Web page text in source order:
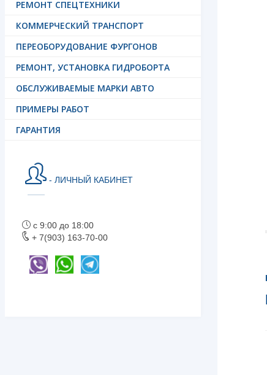
РЕМОНТ СПЕЦТЕХНИКИ
КОММЕРЧЕСКИЙ ТРАНСПОРТ
ПЕРЕОБОРУДОВАНИЕ ФУРГОНОВ
РЕМОНТ, УСТАНОВКА ГИДРОБОРТА
ОБСЛУЖИВАЕМЫЕ МАРКИ АВТО
ПРИМЕРЫ РАБОТ
ГАРАНТИЯ
- ЛИЧНЫЙ КАБИНЕТ
с 9:00 до 18:00
+ 7(903) 163-70-00